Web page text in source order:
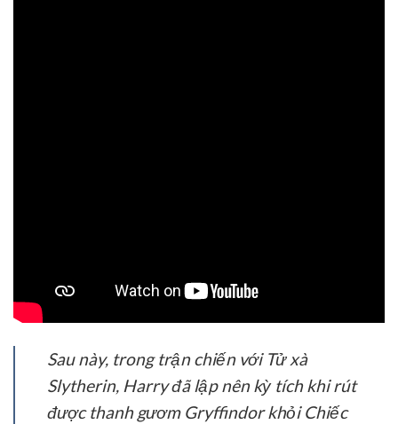
Sau này, trong trận chiến với Tử xà
Slytherin, Harry đã lập nên kỳ tích khi rút
được thanh gươm Gryffindor khỏi Chiếc